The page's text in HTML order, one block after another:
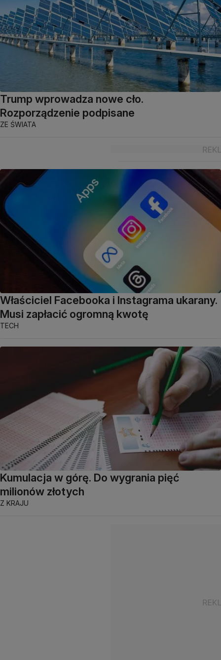
Trump wprowadza nowe cło.
Rozporządzenie podpisane
ZE ŚWIATA
Właściciel Facebooka i Instagrama ukarany.
Musi zapłacić ogromną kwotę
TECH
Kumulacja w górę. Do wygrania pięć
milionów złotych
Z KRAJU